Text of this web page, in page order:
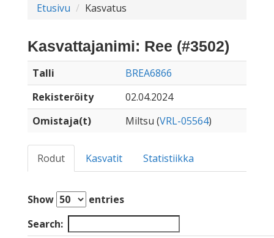
Etusivu Kasvatus
Kasvattajanimi: Ree (#3502)
Talli
BREA6866
Rekisteröity
02.04.2024
Omistaja(t)
Miltsu (VRL-05564)
Rodut Kasvatit Statistiikka
Show
entries
Search: